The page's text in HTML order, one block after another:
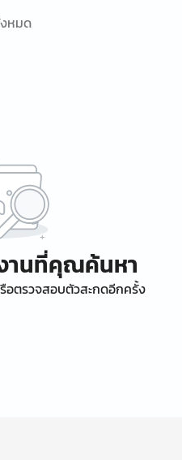
หมด
านที่คุณค้นหา
อตรวจสอบตัวสะกดอีกครั้ง